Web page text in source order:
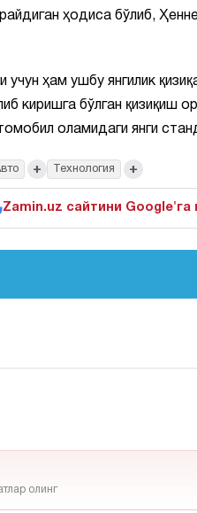
ҳодиса бўлиб,
ҳам ушбу янгилик
киришга бўлган қизиқиш
оламидаги янги
+ Технология +
Zamin.uz сайтини Google'га
олинг